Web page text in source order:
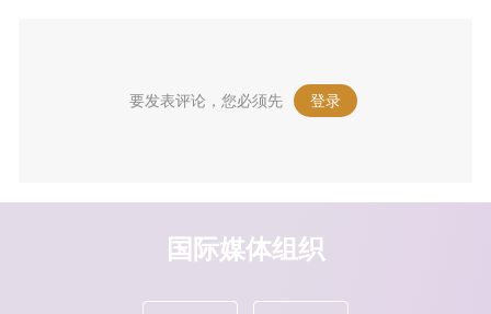
要发表评论，您必须先 登录 。
国际媒体组织